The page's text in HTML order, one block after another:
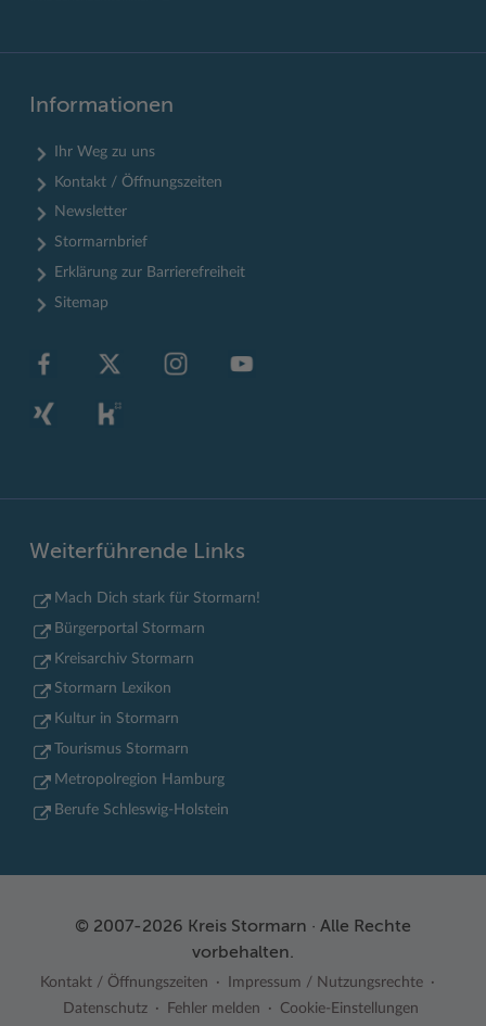
Informationen
Ihr Weg zu uns
Kontakt / Öffnungszeiten
Newsletter
Stormarnbrief
Erklärung zur Barrierefreiheit
Sitemap
Weiterführende Links
Mach Dich stark für Stormarn!
Bürgerportal Stormarn
Kreisarchiv Stormarn
Stormarn Lexikon
Kultur in Stormarn
Tourismus Stormarn
Metropolregion Hamburg
Berufe Schleswig-Holstein
© 2007-2026 Kreis Stormarn · Alle Rechte
vorbehalten.
Kontakt / Öffnungszeiten
Impressum / Nutzungsrechte
Datenschutz
Fehler melden Cookie-Einstellungen